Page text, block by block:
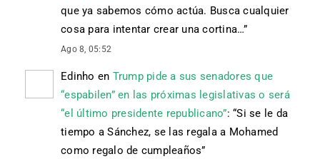
que ya sabemos cómo actúa. Busca cualquier
cosa para intentar crear una cortina…”
Ago 8, 05:52
Edinho en Trump pide a sus senadores que
“espabilen” en las próximas legislativas o será
“el último presidente republicano”: “Si se le da
tiempo a Sánchez, se las regala a Mohamed
como regalo de cumpleaños”